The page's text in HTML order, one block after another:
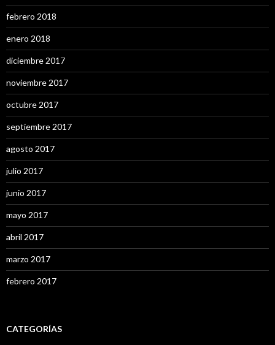
febrero 2018
enero 2018
diciembre 2017
noviembre 2017
octubre 2017
septiembre 2017
agosto 2017
julio 2017
junio 2017
mayo 2017
abril 2017
marzo 2017
febrero 2017
CATEGORÍAS